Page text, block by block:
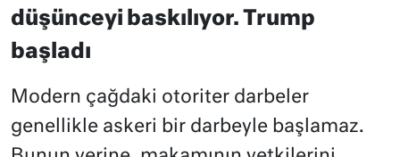
düşünceyi baskılıyor. Trump
başladı
Modern çağdaki otoriter darbeler
genellikle askeri bir darbeyle başlamaz.